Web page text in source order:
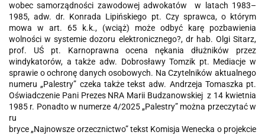
wobec samorządności zawodowej adwokatów w latach 1983–
1985, adw. dr. Konrada Lipińskiego pt. Czy sprawca, o którym
mowa w art. 65 k.k., (wciąż) może odbyć karę pozbawienia
wolności w systemie dozoru elektronicznego?, dr hab. Olgi Sitarz,
prof. UŚ pt. Karnoprawna ocena nękania dłużników przez
windykatorów, a także adw. Dobrosławy Tomzik pt. Mediacje w
sprawie o ochronę danych osobowych. Na Czytelników aktualnego
numeru „Palestry” czeka także tekst adw. Andrzeja Tomaszka pt.
Oświadczenie Pani Prezes NRA Marii Budzanowskiej z 14 kwietnia
1985 r. Ponadto w numerze 4/2025 „Palestry” można przeczytać w
ru
bryce „Najnowsze orzecznictwo” tekst Komisja Wenecka o projekcie